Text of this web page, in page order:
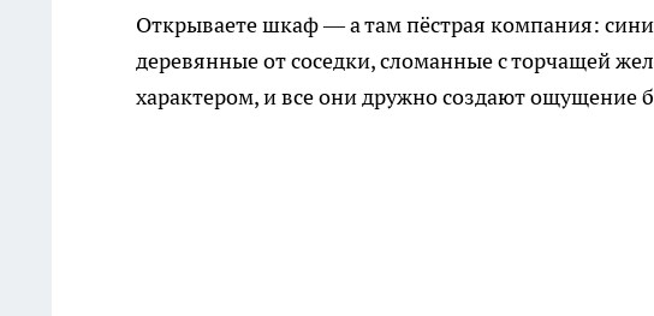
Открываете шкаф — а там пёстрая компания:
деревянные от соседки, сломанные с торчащей
характером, и все они дружно создают ощущение